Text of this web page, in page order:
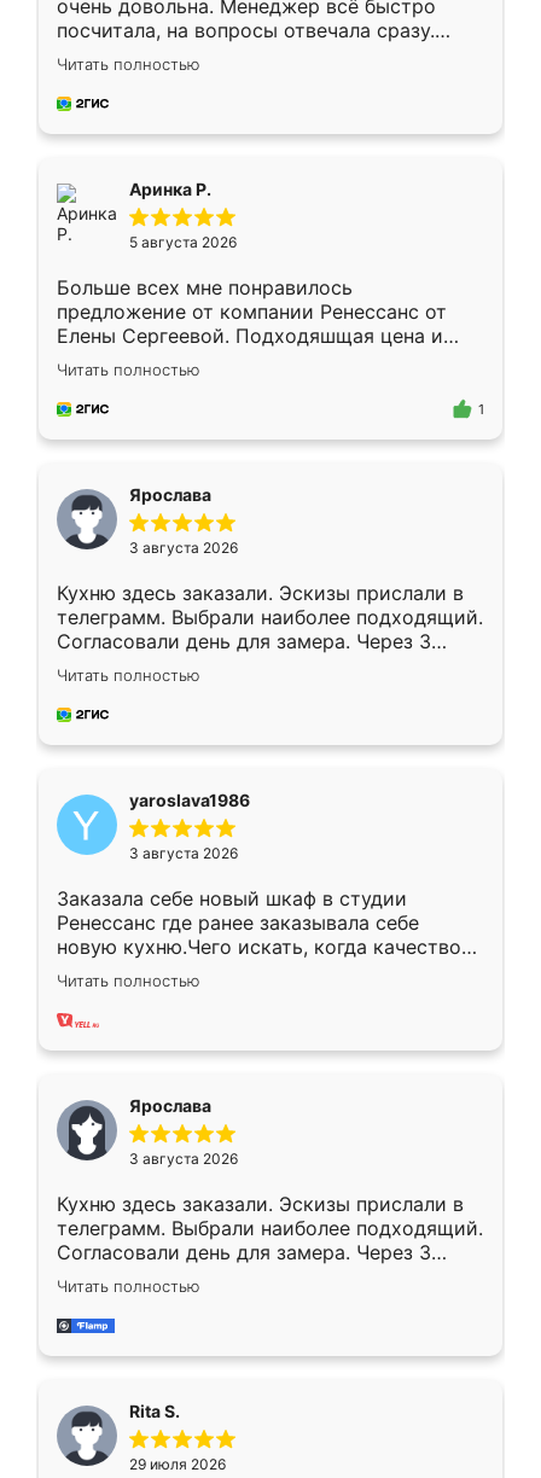
очень довольна. Менеджер всё быстро
посчитала, на вопросы отвечала сразу.
Замерщик приехал в субботу, подошёл к
делу со всей ответственностью. Собрали
за день, ребята работали аккуратно, даже
Читать полностью
Аринка Р.
5 августа 2026
Больше всех мне понравилось
предложение от компании Ренессанс от
Елены Сергеевой. Подходяшщая цена и
короткие сроки изготовления. Приехавший
для замера сотрудник Владислав
предложил по моему эскизу самый
Читать полностью
1
Ярослава
3 августа 2026
Кухню здесь заказали. Эскизы прислали в
телеграмм. Выбрали наиболее подходящий.
Согласовали день для замера. Через 3
недели кухня была уже готова. Остались
довольны работой. Спасибо Ренессанс
мебель за качественную работу!
Читать полностью
yaroslava1986
3 августа 2026
Заказала себе новый шкаф в студии
Ренессанс где ранее заказывала себе
новую кухню.Чего искать, когда качеством
вполне довольна. Служит кухня уже почти
два года, нареканий нет.
Читать полностью
Ярослава
3 августа 2026
Кухню здесь заказали. Эскизы прислали в
телеграмм. Выбрали наиболее подходящий.
Согласовали день для замера. Через 3
недели кухня была уже готова. Остались
довольны работой. Спасибо Ренессанс
мебель за качественную работу!
Читать полностью
Rita S.
29 июля 2026